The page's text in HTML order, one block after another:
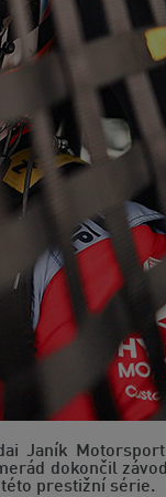
Janík
dokončil
prestižní série.